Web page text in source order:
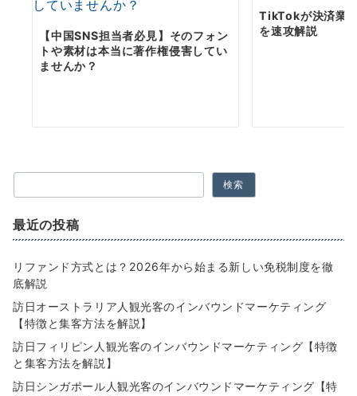
【中国SNS担当者必見】そのフォン
トや素材は本当に著作権侵害してい
ませんか？
TikTokが決済業
を速攻解説
検索
最近の投稿
リファンド方式とは？2026年から始まる新しい免税制度を徹
底解説
訪日オーストラリア人観光客のインバウンドマーケティング
【特徴と集客方法を解説】
訪日フィリピン人観光客のインバウンドマーケティング【特徴
と集客方法を解説】
訪日シンガポール人観光客のインバウンドマーケティング【特